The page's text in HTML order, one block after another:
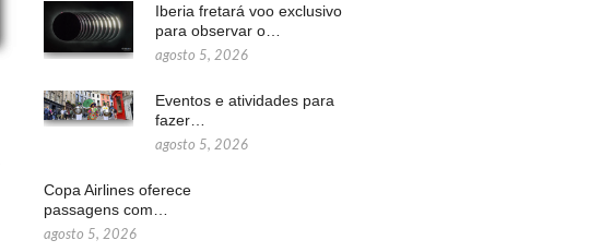
Iberia fretará voo exclusivo
para observar o…
agosto 5, 2026
Eventos e atividades para
fazer…
agosto 5, 2026
Copa Airlines oferece
passagens com…
agosto 5, 2026